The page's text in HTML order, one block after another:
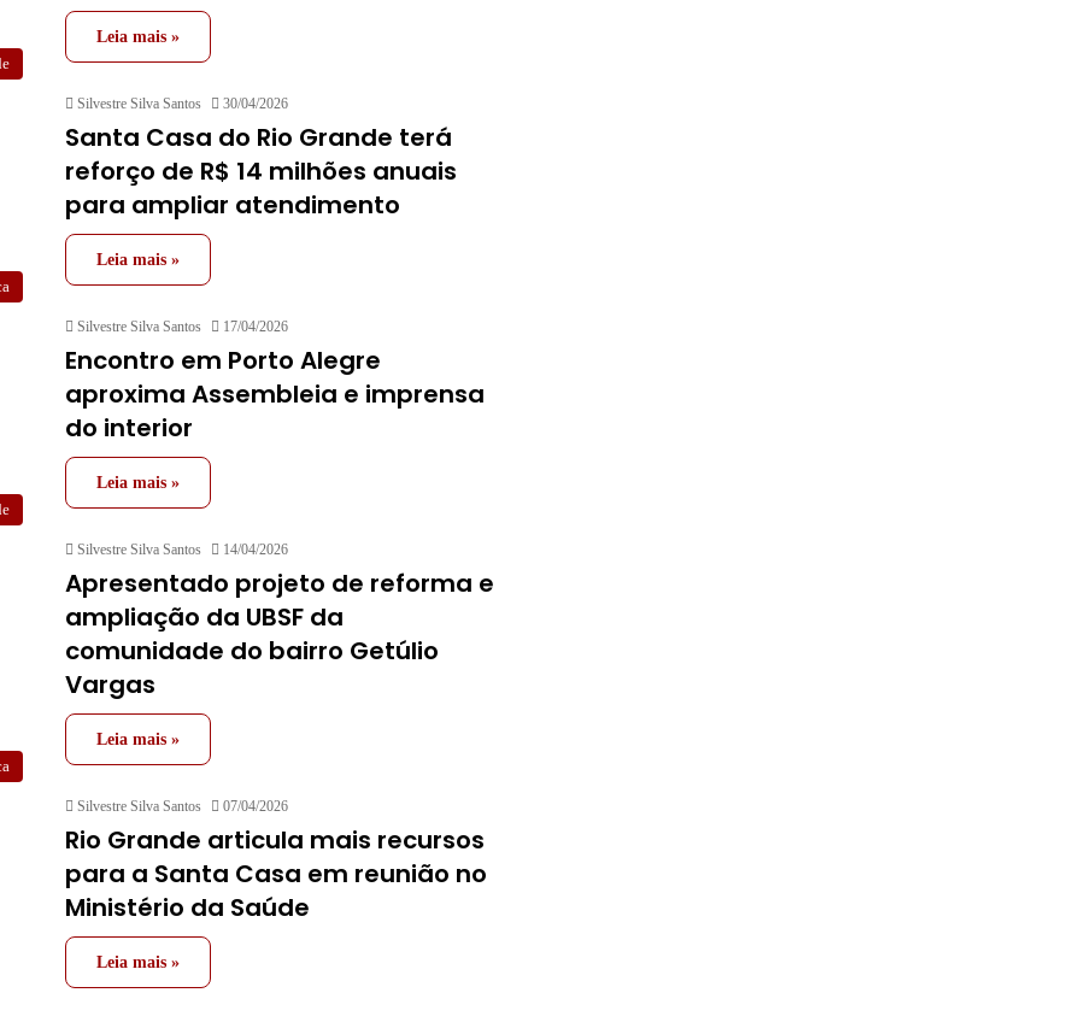
Leia mais »
Silvestre Silva Santos 30/04/2026
Santa Casa do Rio Grande terá
reforço de R$ 14 milhões anuais
para ampliar atendimento
Leia mais »
Silvestre Silva Santos 17/04/2026
Encontro em Porto Alegre
aproxima Assembleia e imprensa
do interior
Leia mais »
Silvestre Silva Santos 14/04/2026
Apresentado projeto de reforma e
ampliação da UBSF da
comunidade do bairro Getúlio
Vargas
Leia mais »
Silvestre Silva Santos 07/04/2026
Rio Grande articula mais recursos
para a Santa Casa em reunião no
Ministério da Saúde
Leia mais »